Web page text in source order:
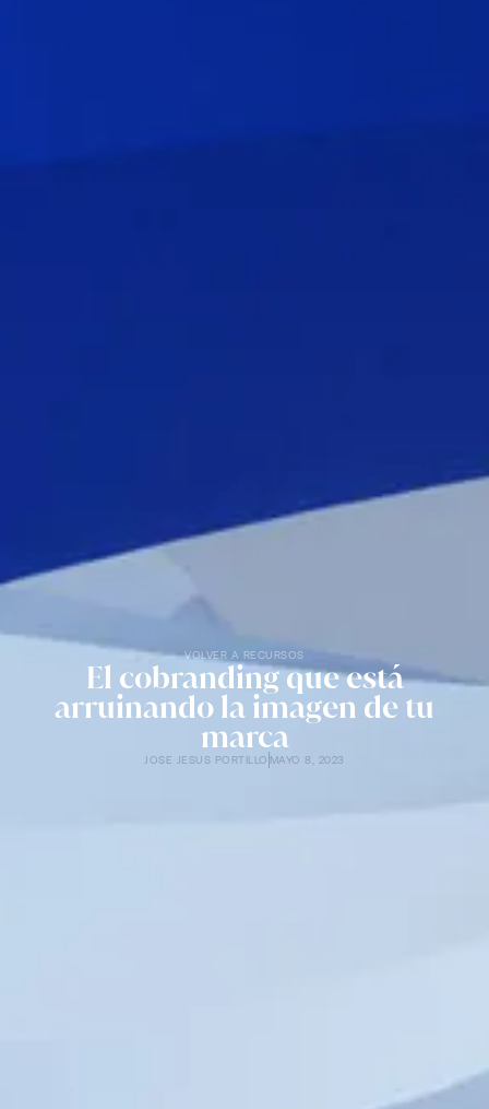
VOLVER A RECURSOS
El cobranding que está
arruinando la imagen de tu
marca
JOSE JESUS PORTILLO MAYO 8, 2023